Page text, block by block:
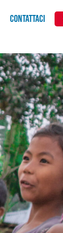
CONTATTACI